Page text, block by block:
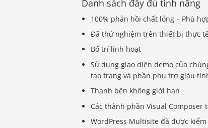
Danh sách đầy đủ tính năng
100% phản hồi chất lỏng – Phù
Đã thử nghiệm trên thiết bị thực
Bố trí linh hoạt
Sử dụng giao diện demo của
tạo trang và phần phụ trợ giàu
Thanh bên không giới hạn
Các thành phần Visual Composer
WordPress Multisite đã được